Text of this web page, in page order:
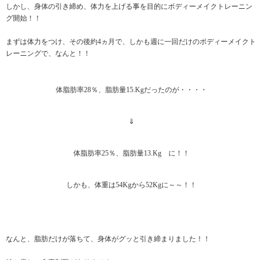
しかし、身体の引き締め、体力を上げる事を目的にボディーメイクトレーニン
グ開始！！
まずは体力をつけ、その後約4ヵ月で、しかも週に一回だけのボディーメイクト
レーニングで、なんと！！
体脂肪率28％、脂肪量15.Kgだったのが・・・・
⇓
体脂肪率25％、脂肪量13.Kg に！！
しかも、体重は54Kgから52Kgに～～！！
なんと、脂肪だけが落ちて、身体がグッと引き締まりました！！